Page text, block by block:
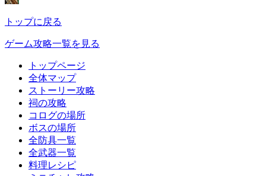
トップに戻る
ゲーム攻略一覧を見る
トップページ
全体マップ
ストーリー攻略
祠の攻略
コログの場所
ボスの場所
全防具一覧
全武器一覧
料理レシピ